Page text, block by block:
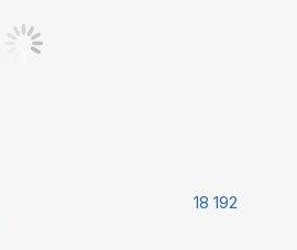
18 192